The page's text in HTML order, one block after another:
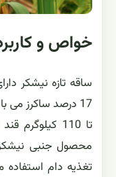
خواص و
تا 110
محصول جنبی
تغذیه دام استفاده